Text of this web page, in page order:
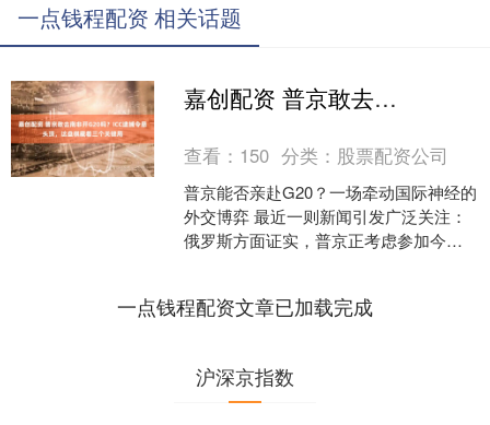
一点钱程配资 相关话题
嘉创配资 普京敢去南非开G20吗？ICC逮捕令悬头顶，这盘棋藏着三个关键局
查看： 150 分类： 股票配资公司
普京能否亲赴G20？一场牵动国际神经的
外交博弈 最近一则新闻引发广泛关注：
俄罗斯方面证实，普京正考虑参加今年
一点钱程配资文章已加载完成
沪深京指数